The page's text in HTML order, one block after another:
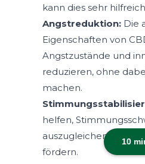
10
kann dies sehr
Angstreduktion: Die
Eigenschaften von
Angstzustände und
reduzieren, ohne
machen.
helfen,
auszugleichen und
fördern.